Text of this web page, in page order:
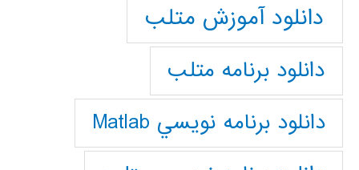
دانلود آموزش متلب
دانلود برنامه متلب
دانلود برنامه نويسي Matlab